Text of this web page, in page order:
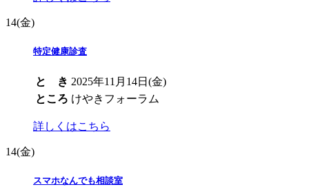
14(金)
特定健康診査
と き 2025年11月14日(金)
ところ けやきフォーラム
詳しくはこちら
14(金)
スマホなんでも相談室